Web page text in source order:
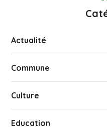
Actualité
Commune
Culture
Education